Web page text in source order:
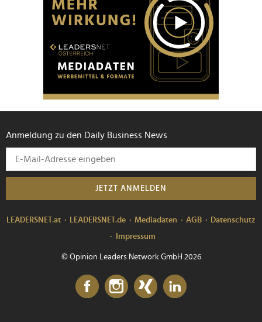
Anmeldung zu den Daily Business News
JETZT ANMELDEN
LEADERSNET.at LEADERSNET.de Mediadaten AGB
Datenschutz
Impressum
© Opinion Leaders Network GmbH 2026